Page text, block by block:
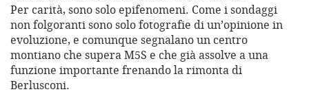
Per carità, sono solo epifenomeni. Come i sondaggi
non folgoranti sono solo fotografie di un’opinione in
evoluzione, e comunque segnalano un centro
montiano che supera M5S e che già assolve a una
funzione importante frenando la rimonta di
Berlusconi.